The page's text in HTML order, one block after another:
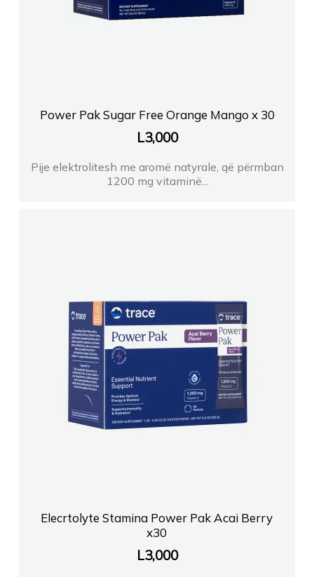
Power Pak Sugar Free Orange Mango x 30
L3,000
Pije elektrolitesh me aromë natyrale, që përmban
1200 mg vitaminë...
Elecrtolyte Stamina Power Pak Acai Berry
x30
L3,000